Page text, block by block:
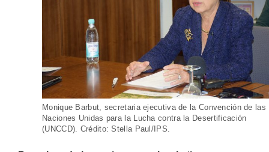
Monique Barbut, secretaria ejecutiva de la Convención de las
Naciones Unidas para la Lucha contra la Desertificación
(UNCCD). Crédito: Stella Paul/IPS.